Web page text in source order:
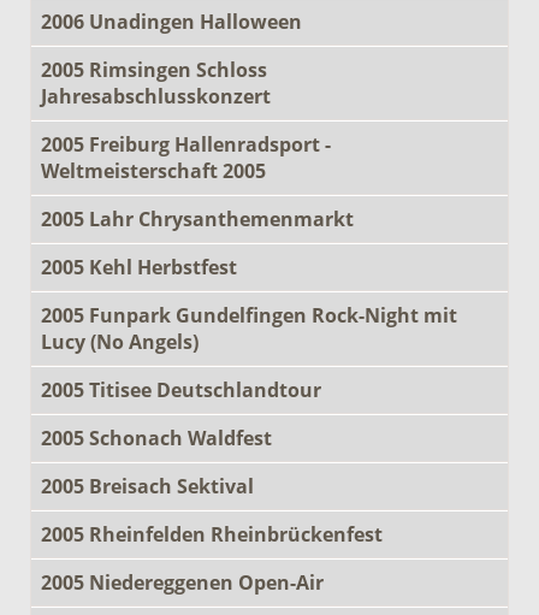
2006 Unadingen Halloween
2005 Rimsingen Schloss
Jahresabschlusskonzert
2005 Freiburg Hallenradsport -
Weltmeisterschaft 2005
2005 Lahr Chrysanthemenmarkt
2005 Kehl Herbstfest
2005 Funpark Gundelfingen Rock-Night mit
Lucy (No Angels)
2005 Titisee Deutschlandtour
2005 Schonach Waldfest
2005 Breisach Sektival
2005 Rheinfelden Rheinbrückenfest
2005 Niedereggenen Open-Air